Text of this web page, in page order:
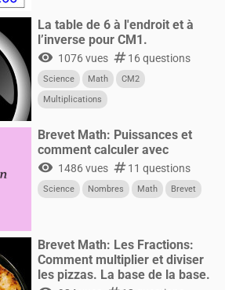
La table de 6 à l'endroit et à
l’inverse pour CM1.
visibility 1076 vues numbers16 questions
Science Math
CM2
Multiplications
Brevet Math: Puissances et
comment calculer avec
visibility 1486 vues numbers11 questions
Science Nombres Math Brevet
Brevet Math: Les Fractions:
Comment multiplier et diviser
les pizzas. La base de la base.